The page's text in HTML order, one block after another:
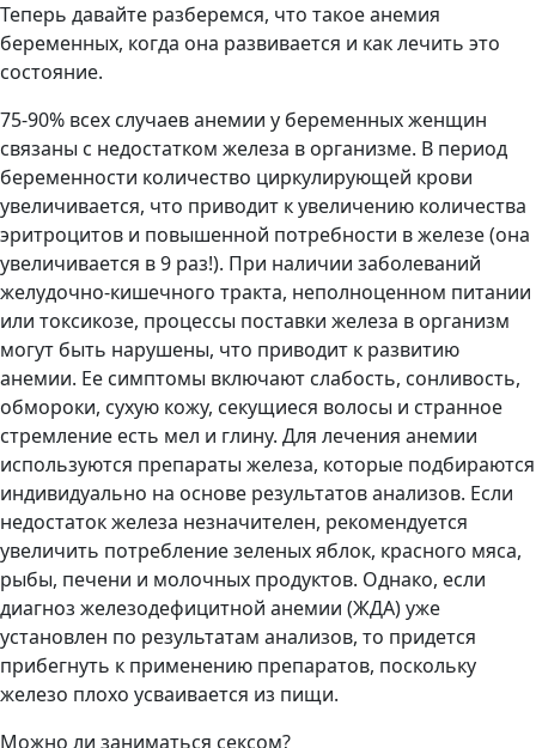
Теперь давайте разберемся, что такое анемия
беременных, когда она развивается и как лечить это
состояние.
75-90% всех случаев анемии у беременных женщин
связаны с недостатком железа в организме. В период
беременности количество циркулирующей крови
увеличивается, что приводит к увеличению количества
эритроцитов и повышенной потребности в железе (она
увеличивается в 9 раз!). При наличии заболеваний
желудочно-кишечного тракта, неполноценном питании
или токсикозе, процессы поставки железа в организм
могут быть нарушены, что приводит к развитию
анемии. Ее симптомы включают слабость, сонливость,
обмороки, сухую кожу, секущиеся волосы и странное
стремление есть мел и глину. Для лечения анемии
используются препараты железа, которые подбираются
индивидуально на основе результатов анализов. Если
недостаток железа незначителен, рекомендуется
увеличить потребление зеленых яблок, красного мяса,
рыбы, печени и молочных продуктов. Однако, если
диагноз железодефицитной анемии (ЖДА) уже
установлен по результатам анализов, то придется
прибегнуть к применению препаратов, поскольку
железо плохо усваивается из пищи.
Можно ли заниматься сексом?